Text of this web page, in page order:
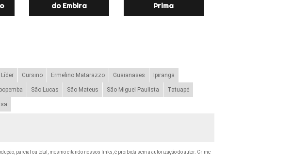
do Embira
Prima
Cursino Ermelino Matarazzo Guaianases Ipiranga
São Lucas São Mateus São Miguel Paulista Tatuapé
parcial ou total, mesmo citando nossos links, é proibida sem a autorização do autor. Crime